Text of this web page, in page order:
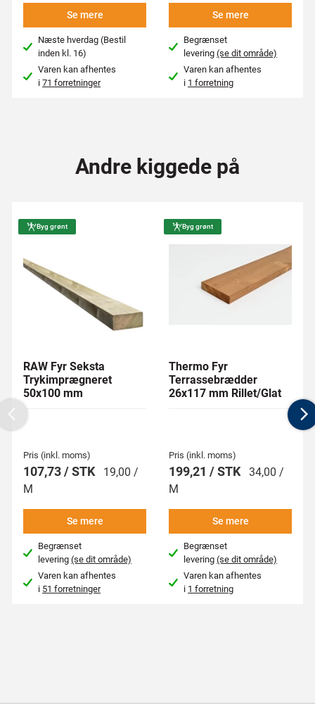
Se mere
Næste hverdag (Bestil
inden kl. 16)
Varen kan afhentes
i71 forretninger
Se mere
Begrænset
levering(se dit område)
Varen kan afhentes
i 1 forretning
Andre kiggede på
Byg grønt
RAW Fyr Seksta
Trykimprægneret
50x100 mm
Pris (inkl. moms)
107,73 / STK
19,00 /
M
Se mere
Begrænset
levering(se dit område)
Varen kan afhentes
i 51 forretninger
Byg grønt
Thermo Fyr
Terrassebrædder
26x117 mm Rillet/Glat
Pris (inkl. moms)
199,21 / STK 34,00 /
M
Se mere
Begrænset
levering(se dit område)
Varen kan afhentes
i 1 forretning
Previous